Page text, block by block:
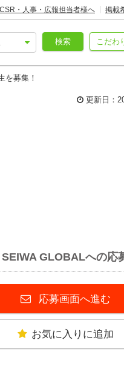
・人事・広報担当者様へ 掲載
こだわ
検索
を募集！
更新日：
SEIWA GLOBALへの応
応募画面へ進む
お気に入りに追加